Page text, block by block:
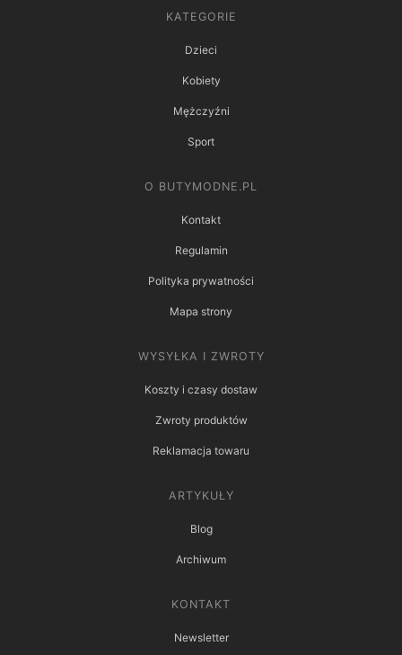
KATEGORIE
Dzieci
Kobiety
Mężczyźni
Sport
O BUTYMODNE.PL
Kontakt
Regulamin
Polityka prywatności
Mapa strony
WYSYŁKA I ZWROTY
Koszty i czasy dostaw
Zwroty produktów
Reklamacja towaru
ARTYKUŁY
Blog
Archiwum
KONTAKT
Newsletter